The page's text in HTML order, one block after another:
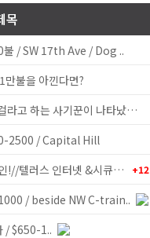
목
/ SW 17th Ave / Dog ..
불을 아낀다면?
긴급 공지) 렌트 디파짓 먼저 걸라고 하는 사기꾼이 나타났어요 절대 주..
2500 / Capital Hill
(/) ★★★모바일플랜$15 할인!//텔러스 인터넷 &시큐리티 최저가 .. +12
/ beside NW C-train..
/ $650-1..